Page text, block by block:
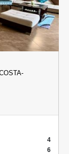
4
6